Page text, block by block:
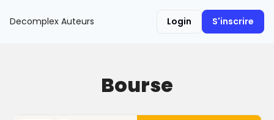
Decomplex Auteurs Login S'inscrire
Bourse